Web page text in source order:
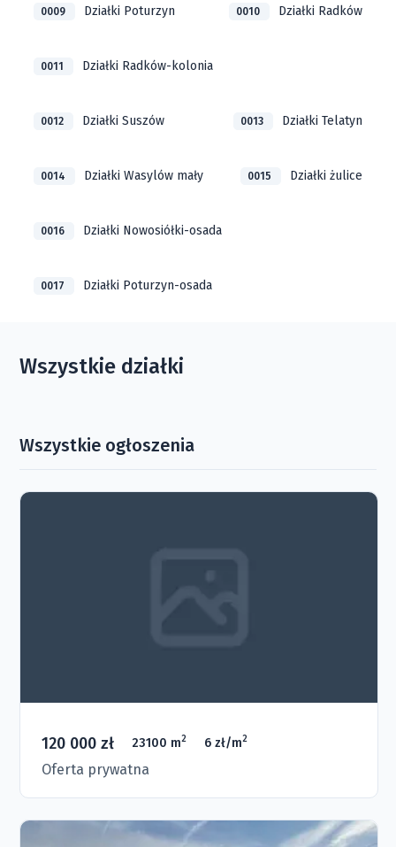
0009 Działki Poturzyn 0010 Działki Radków
0011 Działki Radków-kolonia
0012 Działki Suszów 0013 Działki Telatyn
0014 Działki Wasylów mały 0015 Działki żulice
0016 Działki Nowosiółki-osada
0017 Działki Poturzyn-osada
Wszystkie działki
Wszystkie ogłoszenia
120 000 zł 23100 m2 6 zł/m2
Oferta prywatna